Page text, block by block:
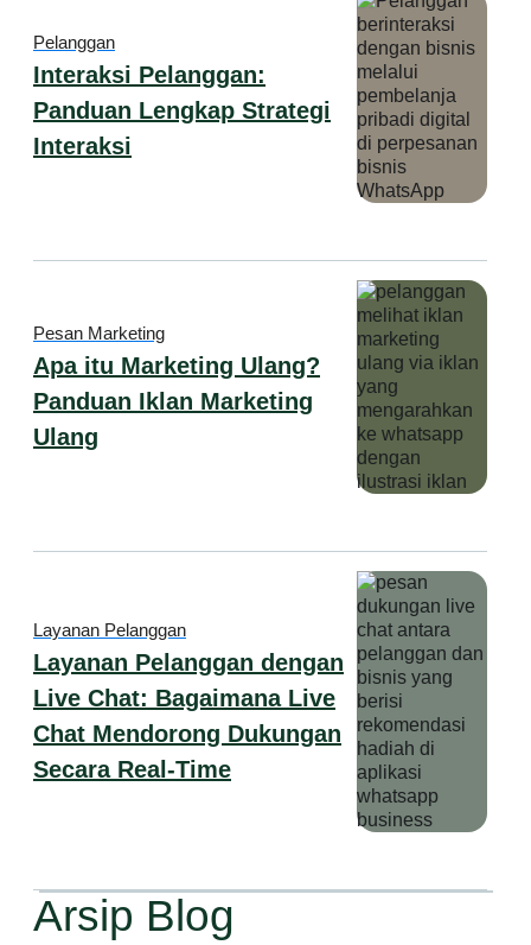
Pelanggan
Interaksi Pelanggan:
Panduan Lengkap Strategi
Interaksi
Pesan Marketing
Apa itu Marketing Ulang?
Panduan Iklan Marketing
Ulang
Layanan Pelanggan
Layanan Pelanggan dengan
Live Chat: Bagaimana Live
Chat Mendorong Dukungan
Secara Real-Time
Arsip Blog